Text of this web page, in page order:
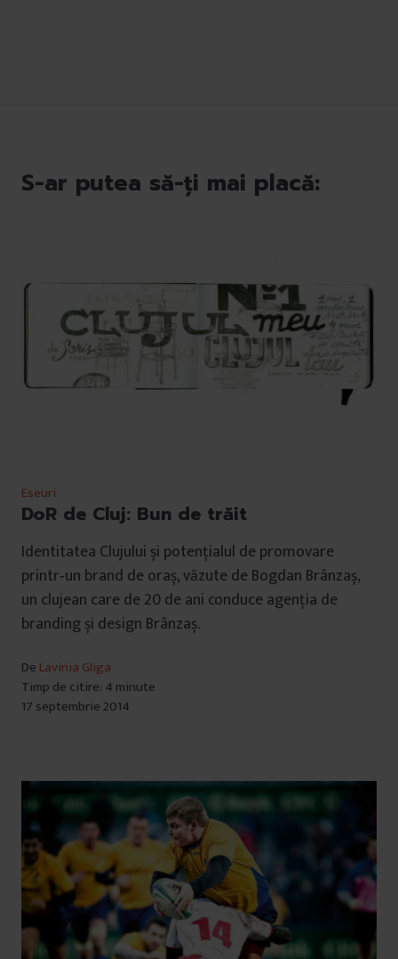
S-ar putea să-ți mai placă:
Eseuri
DoR de Cluj: Bun de trăit
Identitatea Clujului și potențialul de promovare
printr‑un brand de oraș, văzute de Bogdan Brânzaș,
un clujean care de 20 de ani conduce agenția de
branding și design Brânzaș.
De Lavinia Gliga
Timp de citire: 4 minute
17 septembrie 2014